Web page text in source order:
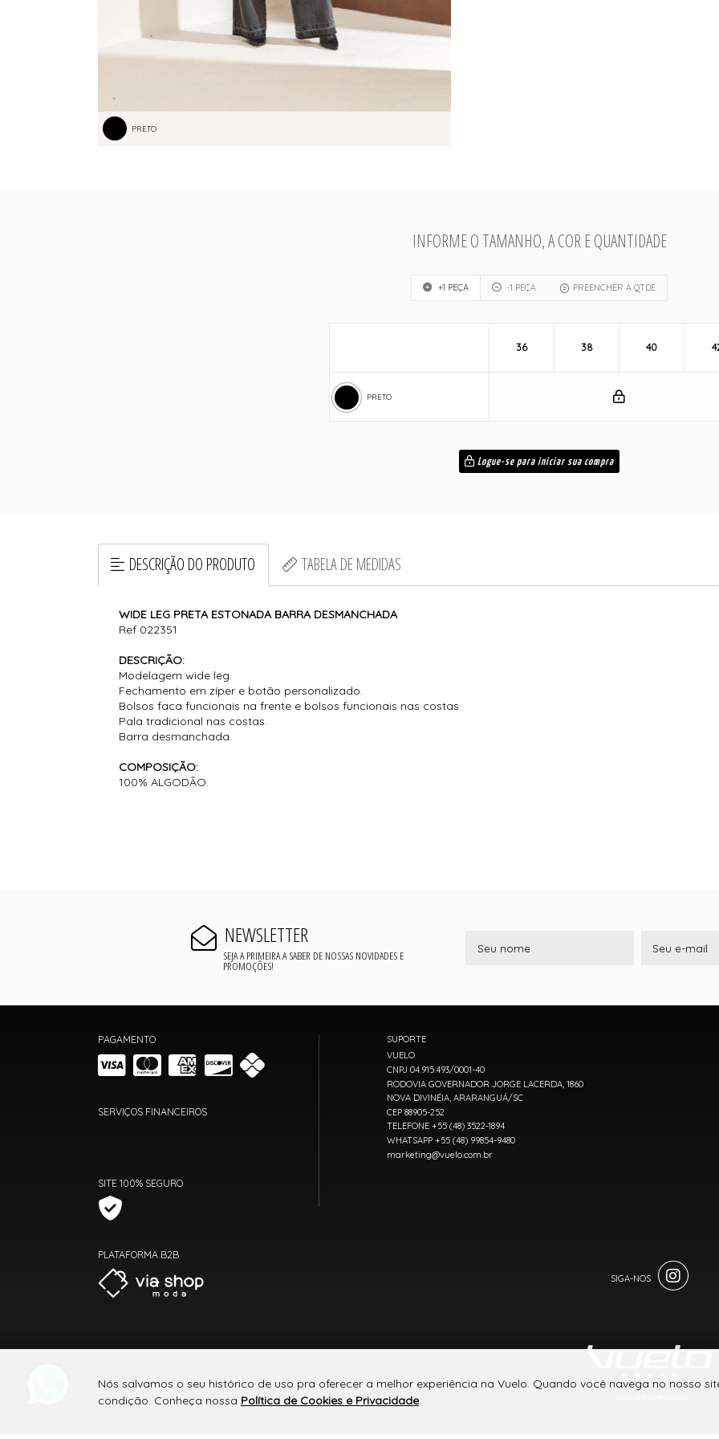
PRETO
INFORME O TAMANHO, A COR E QUANTIDADE
+1 PEÇA -1 PEÇA PREENCHER A QTDE
PRETO
36 38 40
Logue-se para iniciar sua compra
DESCRIÇÃO DO PRODUTO TABELA DE MEDIDAS
WIDE LEG PRETA ESTONADA BARRA DESMANCHADA
Ref 022351
DESCRIÇÃO:
Modelagem wide leg.
Fechamento em zíper e botão personalizado.
Bolsos faca funcionais na frente e bolsos funcionais nas costas
Pala tradicional nas costas.
Barra desmanchada.
COMPOSIÇÃO:
100% ALGODÃO.
NEWSLETTER
SEJA A PRIMEIRA A SABER DE NOSSAS NOVIDADES E
PROMOÇÕES!
PAGAMENTO
SERVIÇOS FINANCEIROS
SITE 100% SEGURO
PLATAFORMA B2B
SUPORTE
VUELO
CNPJ 04.915.493/0001-40
RODOVIA GOVERNADOR JORGE LACERDA, 1860
NOVA DIVINÉIA, ARARANGUÁ/SC
CEP 88905-252
TELEFONE +55 (48) 3522-1894
WHATSAPP +55 (48) 99854-9480
marketing@vuelo.com.br
Nós salvamos o seu histórico de uso pra oferecer a melhor experiência na Vuelo. Quando você navega no nosso
condição. Conheça nossa Política de Cookies e Privacidade.